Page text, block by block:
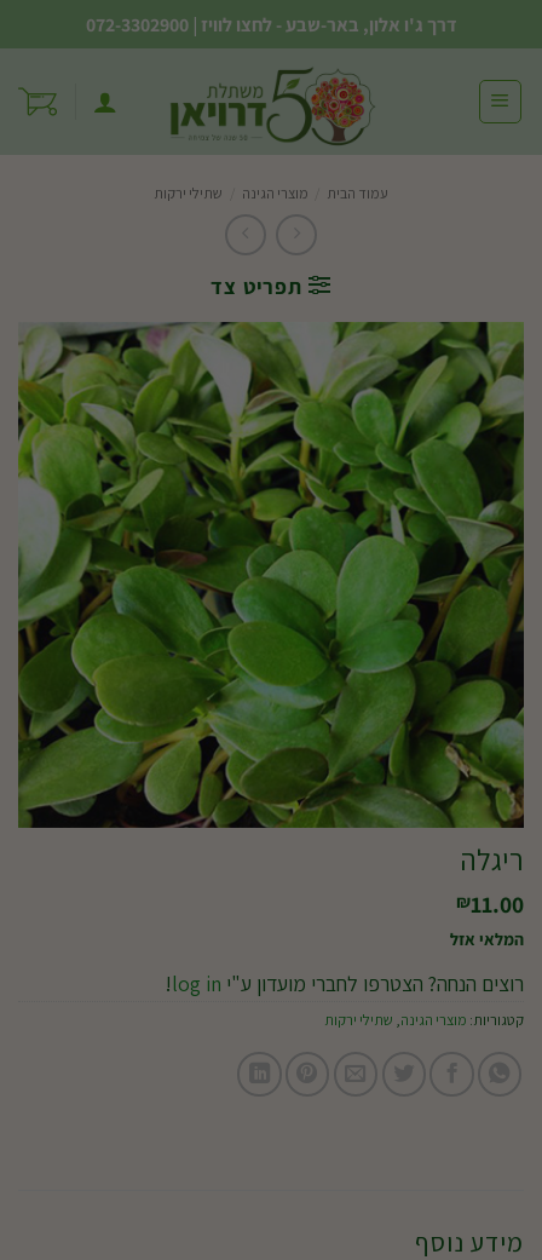
to
content
דרך ג'ו אלון, באר-שבע - לחצו לוויז |
072-3302900
עמוד הבית מוצרי הגינה שתילי ירקות
תפריט צד
ריגלה
₪11.00
המלאי אזל
רוצים הנחה? הצטרפו לחברי מועדון ע"י log in
!
קטגוריות: מוצרי הגינה, שתילי ירקות
מידע נוסף